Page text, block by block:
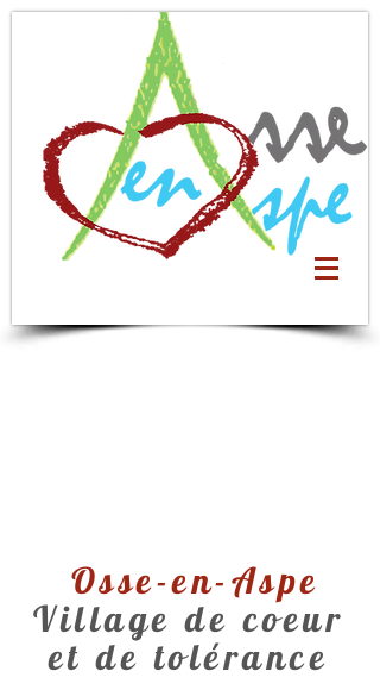
Osse-en-Aspe
Village de coeur
et de tolérance